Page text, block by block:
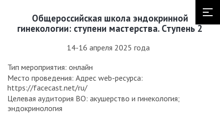
Общероссийская школа эндокринной
гинекологии: ступени мастерства. Ступень 2
14-16 апреля 2025 года
Тип мероприятия: онлайн
Место проведения: Адрес web-ресурса:
https://facecast.net/ru/
Целевая аудитория ВО: акушерство и гинекология;
эндокринология